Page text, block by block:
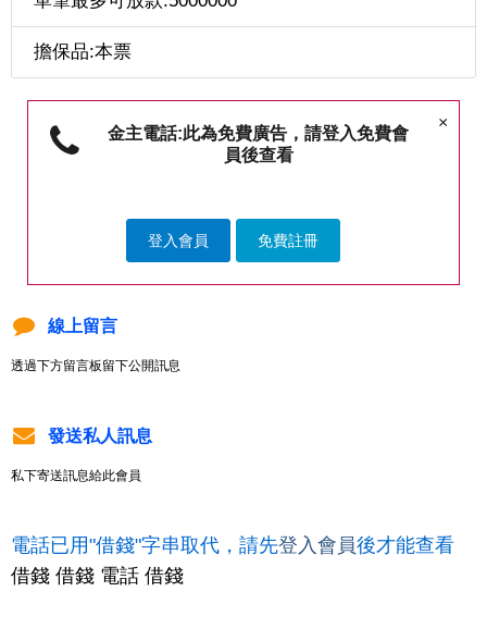
擔保品:本票
×
金主電話:此為免費廣告，請登入免費會
員後查看
登入會員 免費註冊
線上留言
透過下方留言板留下公開訊息
發送私人訊息
私下寄送訊息給此會員
電話已用"借錢"字串取代，請先登入會員後才能查看
借錢 借錢 電話 借錢